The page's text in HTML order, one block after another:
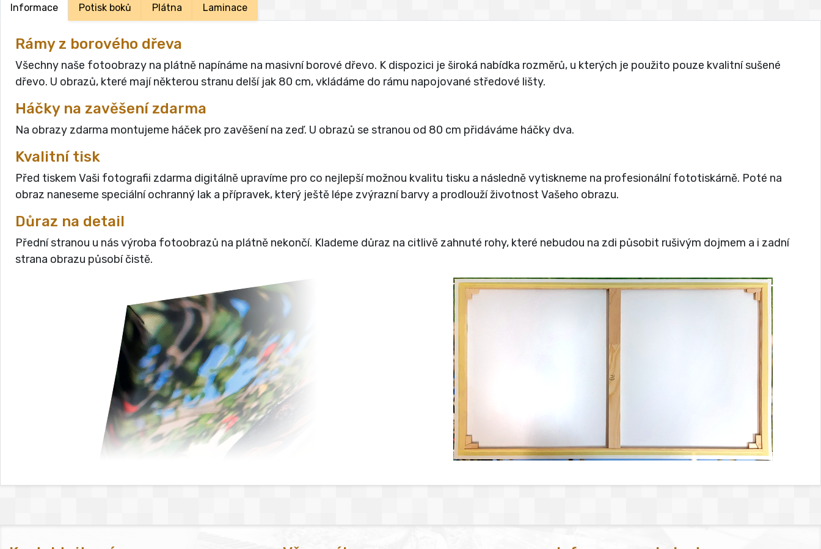
Informace Potisk boků Plátna Laminace
Rámy z borového dřeva
Všechny naše fotoobrazy na plátně napínáme na masivní borové dřevo. K dispozici je široká nabídka rozměrů, u kterých je použito pouze kvalitní sušené
dřevo. U obrazů, které mají některou stranu delší jak 80 cm, vkládáme do rámu napojované středové lišty.
Háčky na zavěšení zdarma
Na obrazy zdarma montujeme háček pro zavěšení na zeď. U obrazů se stranou od 80 cm přidáváme háčky dva.
Kvalitní tisk
Před tiskem Vaši fotografii zdarma digitálně upravíme pro co nejlepší možnou kvalitu tisku a následně vytiskneme na profesionální fototiskárně. Poté na
obraz naneseme speciální ochranný lak a přípravek, který ještě lépe zvýrazní barvy a prodlouží životnost Vašeho obrazu.
Důraz na detail
Přední stranou u nás výroba fotoobrazů na plátně nekončí. Klademe důraz na citlivě zahnuté rohy, které nebudou na zdi působit rušivým dojmem a i zadní
strana obrazu působí čistě.